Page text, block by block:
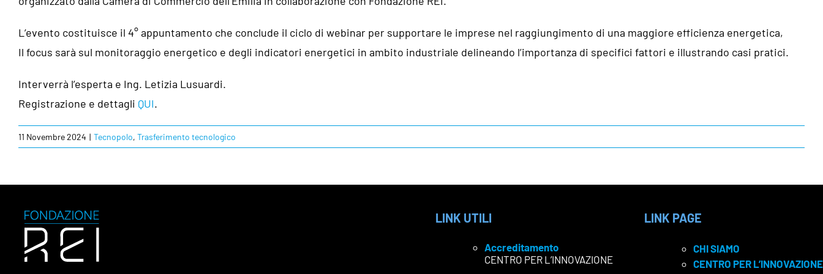
L’evento costituisce il 4° appuntamento che conclude il ciclo di webinar per supportare le imprese nel raggiungimento di una maggiore efficienza energetica,
Il focus sarà sul monitoraggio energetico e degli indicatori energetici in ambito industriale delineando l’importanza di specifici fattori e illustrando casi pratici.
Interverrà l’esperta e Ing. Letizia Lusuardi.
Registrazione e dettagli QUI.
11 Novembre 2024 | Tecnopolo, Trasferimento tecnologico
LINK UTILI
Accreditamento
CENTRO PER L’INNOVAZIONE
LINK PAGE
CHI SIAMO
CENTRO PER L’INNOVAZIONE